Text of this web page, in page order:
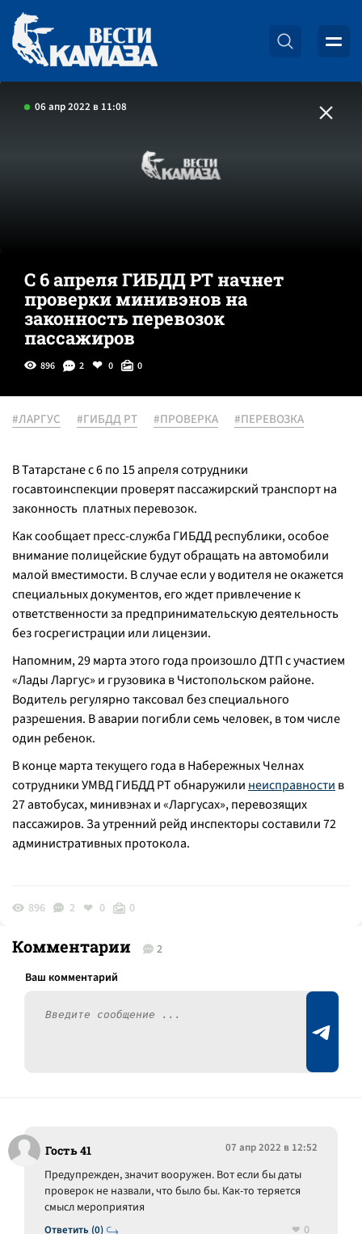
06 апр 2022 в 11:08
С 6 апреля ГИБДД РТ начнет
проверки минивэнов на
законность перевозок
пассажиров
896 2 0 0
#ЛАРГУС #ГИБДД РТ #ПРОВЕРКА #ПЕРЕВОЗКА
В Татарстане с 6 по 15 апреля сотрудники
госавтоинспекции проверят пассажирский транспорт на
законность платных перевозок.
Как сообщает пресс-служба ГИБДД республики, особое
внимание полицейские будут обращать на автомобили
малой вместимости. В случае если у водителя не окажется
специальных документов, его ждет привлечение к
ответственности за предпринимательскую деятельность
без госрегистрации или лицензии.
Напомним, 29 марта этого года произошло ДТП с участием
«Лады Ларгус» и грузовика в Чистопольском районе.
Водитель регулярно таксовал без специального
разрешения. В аварии погибли семь человек, в том числе
один ребенок.
В конце марта текущего года в Набережных Челнах
сотрудники УМВД ГИБДД РТ обнаружили неисправности в
27 автобусах, минивэнах и «Ларгусах», перевозящих
пассажиров. За утренний рейд инспекторы составили 72
административных протокола.
896 2 0 0
Комментарии 2
Гость 41 07 апр 2022 в 12:52
Ответить (0)
Предупрежден, значит вооружен. Вот если бы даты
проверок не назвали, что было бы. Как-то теряется
смысл мероприятия
0